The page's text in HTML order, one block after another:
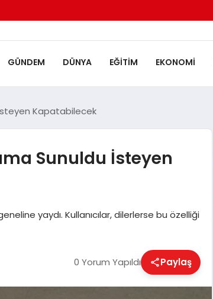
GÜNDEM DÜNYA EĞITIM EKONOMI
Kapatabilecek
Sunuldu İsteyen
yaydı. Kullanıcılar, dilerlerse bu özelliği
0 Yorum Yapıldı Paylaş